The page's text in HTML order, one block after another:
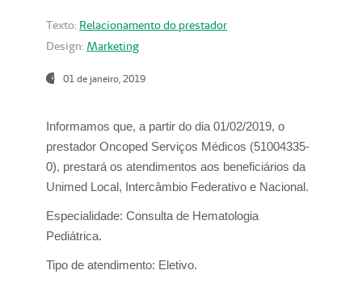
Texto: Relacionamento do prestador
Design: Marketing
01 de janeiro, 2019
Informamos que, a partir do dia 01/02/2019, o
prestador Oncoped Serviços Médicos (51004335-
0), prestará os atendimentos aos beneficiários da
Unimed Local, Intercâmbio Federativo e Nacional.
Especialidade: Consulta de Hematologia
Pediátrica.
Tipo de atendimento: Eletivo.